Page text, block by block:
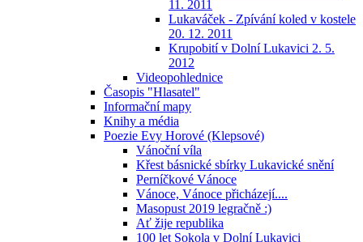
11. 2011
Lukaváček - Zpívání koled v kostele
20. 12. 2011
Krupobití v Dolní Lukavici 2. 5.
2012
Videopohlednice
Časopis "Hlasatel"
Informační mapy
Knihy a média
Poezie Evy Horové (Klepsové)
Vánoční víla
Křest básnické sbírky Lukavické snění
Perníčkové Vánoce
Vánoce, Vánoce přicházejí....
Masopust 2019 legračně :)
Ať žije republika
100 let Sokola v Dolní Lukavici